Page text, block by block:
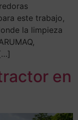
este trabajo,
la limpieza
en